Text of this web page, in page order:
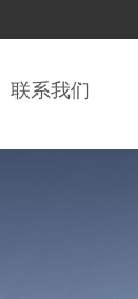
联系我们